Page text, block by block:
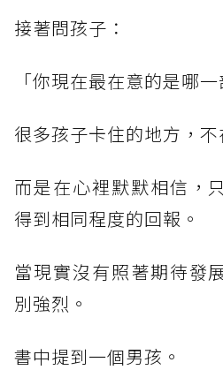
接著問孩子：
「你現在最在意的是哪一
很多孩子卡住的地方，不
而是在心裡默默相信，
得到相同程度的回報。
當現實沒有照著期待發
別強烈。
書中提到一個男孩。